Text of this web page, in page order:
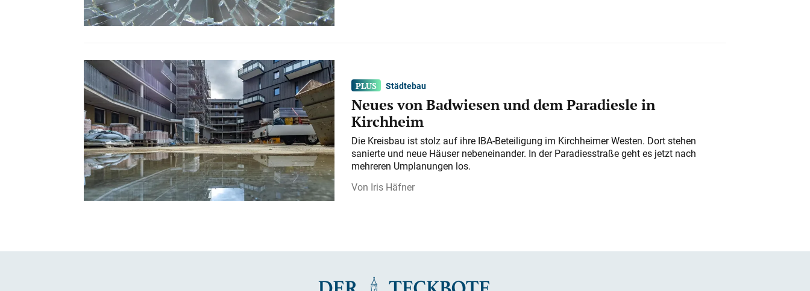
Städtebau
Neues von Badwiesen und dem Paradiesle in
Kirchheim
Die Kreisbau ist stolz auf ihre IBA-Beteiligung im Kirchheimer Westen. Dort stehen
sanierte und neue Häuser nebeneinander. In der Paradiesstraße geht es jetzt nach
mehreren Umplanungen los.
Iris Häfner